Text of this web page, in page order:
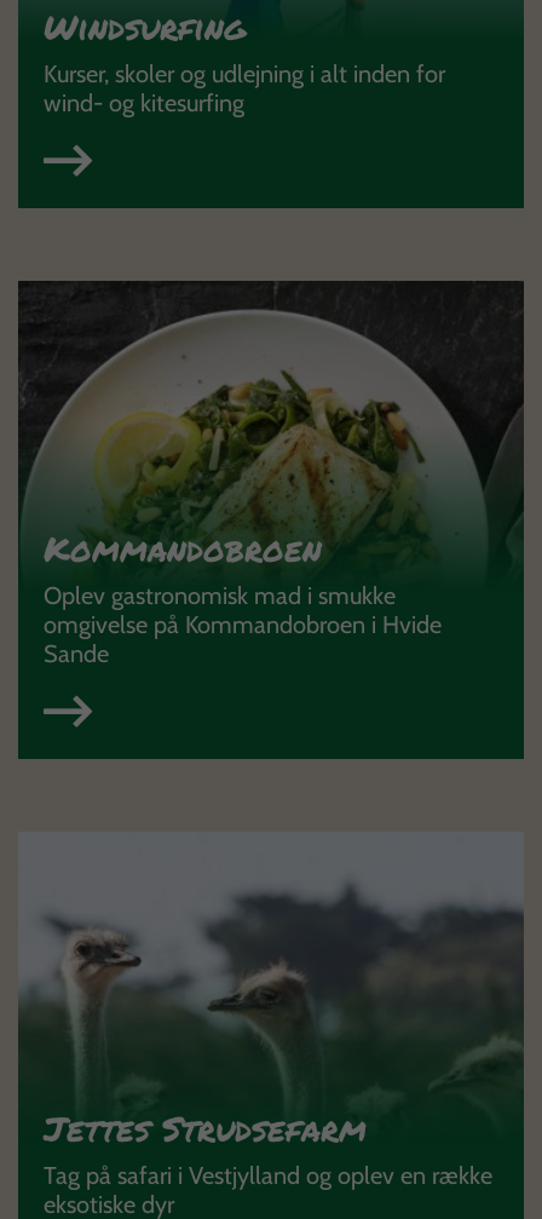
Windsurfing
Kurser, skoler og udlejning i alt inden for
wind- og kitesurfing
Kommandobroen
Oplev gastronomisk mad i smukke
omgivelse på Kommandobroen i Hvide
Sande
Jettes Strudsefarm
Tag på safari i Vestjylland og oplev en række
eksotiske dyr